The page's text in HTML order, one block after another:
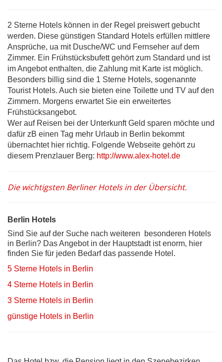
2 Sterne Hotels können in der Regel preiswert gebucht
werden. Diese günstigen Standard Hotels erfüllen mittlere
Ansprüche, ua mit Dusche/WC und Fernseher auf dem
Zimmer. Ein Frühstücksbufett gehört zum Standard und ist
im Angebot enthalten, die Zahlung mit Karte ist möglich.
Besonders billig sind die 1 Sterne Hotels, sogenannte
Tourist Hotels. Auch sie bieten eine Toilette und TV auf den
Zimmern. Morgens erwartet Sie ein erweitertes
Frühstücksangebot.
Wer auf Reisen bei der Unterkunft Geld sparen möchte und
dafür zB einen Tag mehr Urlaub in Berlin bekommt
übernachtet hier richtig. Folgende Webseite gehört zu
diesem Prenzlauer Berg: http://www.alex-hotel.de
Die wichtigsten Berliner Hotels in der Übersicht.
Berlin Hotels
Sind Sie auf der Suche nach weiteren besonderen Hotels
in Berlin? Das Angebot in der Hauptstadt ist enorm, hier
finden Sie für jeden Bedarf das passende Hotel.
5 Sterne Hotels in Berlin
4 Sterne Hotels in Berlin
3 Sterne Hotels in Berlin
günstige Hotels in Berlin